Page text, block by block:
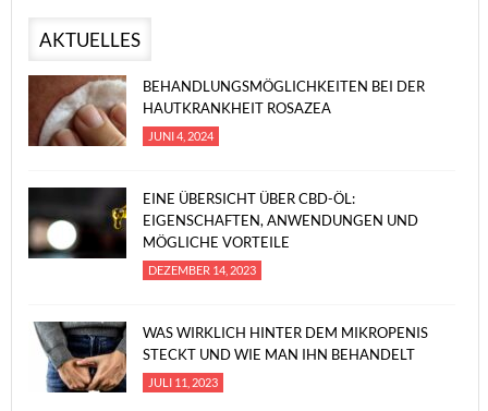
AKTUELLES
BEHANDLUNGSMÖGLICHKEITEN BEI DER
HAUTKRANKHEIT ROSAZEA
JUNI 4, 2024
EINE ÜBERSICHT ÜBER CBD-ÖL:
EIGENSCHAFTEN, ANWENDUNGEN UND
MÖGLICHE VORTEILE
DEZEMBER 14, 2023
WAS WIRKLICH HINTER DEM MIKROPENIS
STECKT UND WIE MAN IHN BEHANDELT
JULI 11, 2023